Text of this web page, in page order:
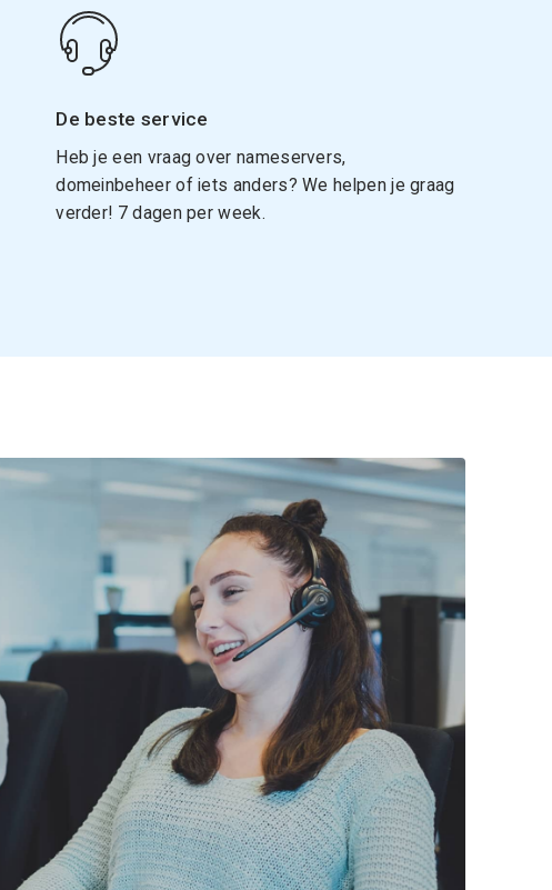
De beste service
Heb je een vraag over nameservers,
domeinbeheer of iets anders? We helpen je graag
verder! 7 dagen per week.